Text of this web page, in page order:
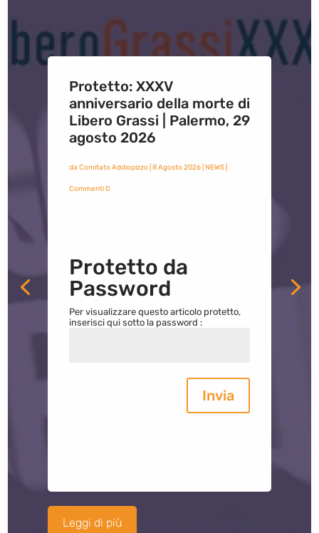
Protetto: XXXV
anniversario della morte di
Libero Grassi | Palermo, 29
agosto 2026
da Comitato Addiopizzo| 8 Agosto 2026| NEWS|
Commenti 0
Protetto da
Password
Per visualizzare questo articolo protetto,
inserisci qui sotto la password :
Invia
Leggi di più